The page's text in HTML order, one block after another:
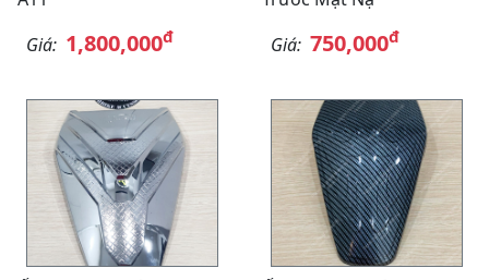
Giá: 1,800,000đ
Giá: 750,000đ